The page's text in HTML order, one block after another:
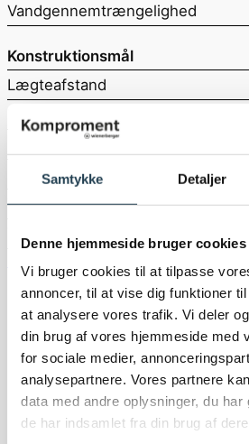
Samtykke Detaljer
Denne hjemmeside bruger cookies
Vi bruger cookies til at tilpasse
annoncer, til at vise dig funktioner
at analysere vores trafik. Vi deler
din brug af vores hjemmeside med
for sociale medier,
analysepartnere. Vores partnere
data med andre oplysninger, du har
de har indsamlet fra din brug af
Vandgennemtrængelighed
Konstruktionsmål
Lægteafstand
Dækmål, længde
Dækmål, bredde
Ydremål, længde
Downloads